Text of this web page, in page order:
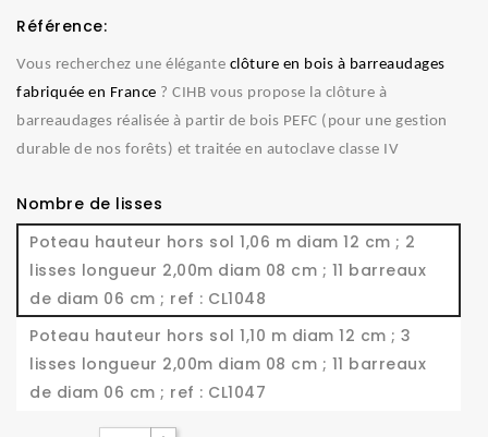
Référence:
Vous recherchez une élégante clôture en bois à barreaudages
fabriquée en France ? CIHB vous propose la clôture à
barreaudages réalisée à partir de bois PEFC (pour une gestion
durable de nos forêts) et traitée en autoclave classe IV
Nombre de lisses
Poteau hauteur hors sol 1,06 m diam 12 cm ; 2
lisses longueur 2,00m diam 08 cm ; 11 barreaux
de diam 06 cm ; ref : CL1048
Poteau hauteur hors sol 1,10 m diam 12 cm ; 3
lisses longueur 2,00m diam 08 cm ; 11 barreaux
de diam 06 cm ; ref : CL1047